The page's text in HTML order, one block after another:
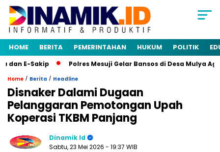
HOME BERITA PEMERINTAHAN HUKUM POLITIK
E-Sakip Polres Mesuji Gelar Bansos di Desa Mulya
Home / Berita / Headline
Disnaker Dalami Dugaan
Pelanggaran Pemotongan Upah
Koperasi TKBM Panjang
Dinamik Id
Sabtu, 23 Mei 2026 - 19:37 WIB